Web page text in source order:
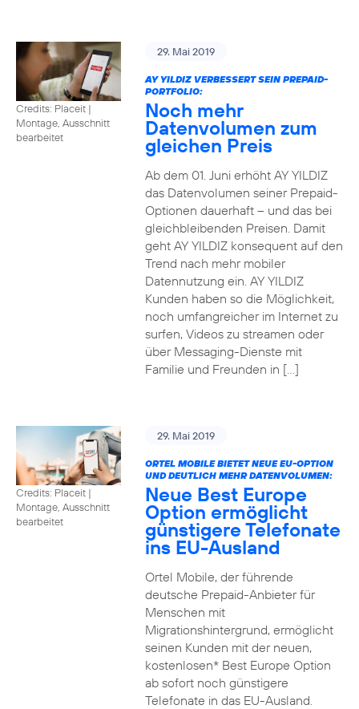
Credits: Placeit |
Montage, Ausschnitt
bearbeitet
29. Mai 2019
AY YILDIZ VERBESSERT SEIN PREPAID-
PORTFOLIO:
Noch mehr
Datenvolumen zum
gleichen Preis
Ab dem 01. Juni erhöht AY YILDIZ
das Datenvolumen seiner Prepaid-
Optionen dauerhaft – und das bei
gleichbleibenden Preisen. Damit
geht AY YILDIZ konsequent auf den
Trend nach mehr mobiler
Datennutzung ein. AY YILDIZ
Kunden haben so die Möglichkeit,
noch umfangreicher im Internet zu
surfen, Videos zu streamen oder
über Messaging-Dienste mit
Familie und Freunden in […]
Credits: Placeit |
Montage, Ausschnitt
bearbeitet
29. Mai 2019
ORTEL MOBILE BIETET NEUE EU-OPTION
UND DEUTLICH MEHR DATENVOLUMEN:
Neue Best Europe
Option ermöglicht
günstigere Telefonate
ins EU-Ausland
Ortel Mobile, der führende
deutsche Prepaid-Anbieter für
Menschen mit
Migrationshintergrund, ermöglicht
seinen Kunden mit der neuen,
kostenlosen* Best Europe Option
ab sofort noch günstigere
Telefonate in das EU-Ausland.